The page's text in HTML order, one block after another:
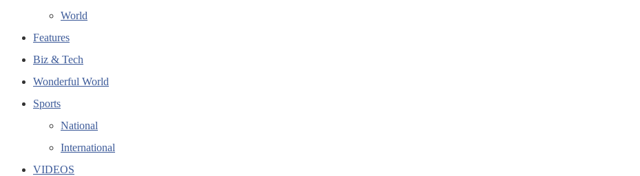
World
Features
Biz & Tech
Wonderful World
Sports
National
International
VIDEOS